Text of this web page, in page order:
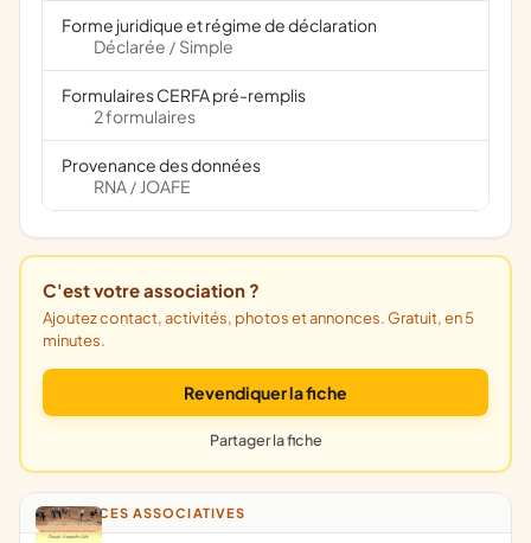
Forme juridique et régime de déclaration
Déclarée / Simple
Formulaires CERFA pré-remplis
2 formulaires
Provenance des données
RNA / JOAFE
C'est votre association ?
Ajoutez contact, activités, photos et annonces. Gratuit, en 5
minutes.
Revendiquer la fiche
Partager la fiche
ANNONCES ASSOCIATIVES